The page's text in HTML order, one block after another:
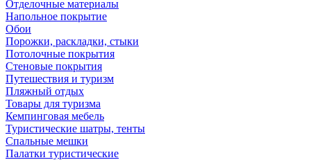
Отделочные материалы
Напольное покрытие
Обои
Порожки, раскладки, стыки
Потолочные покрытия
Стеновые покрытия
Путешествия и туризм
Пляжный отдых
Товары для туризма
Кемпинговая мебель
Туристические шатры, тенты
Спальные мешки
Палатки туристические